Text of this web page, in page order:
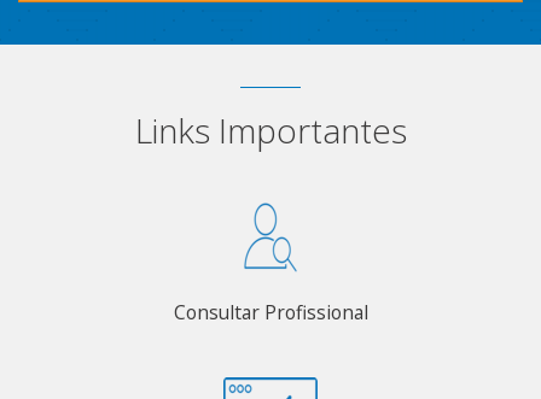
Links Importantes
Consultar Profissional